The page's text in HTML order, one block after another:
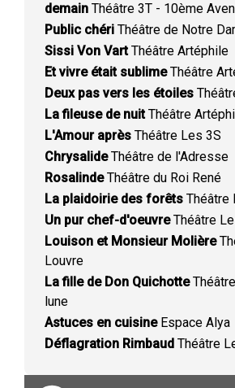
demain Théâtre 3T - 10ème
Public chéri Théâtre de Notre
Sissi Von VartThéâtre Artéphile
Et vivre était sublimeThéâtre
Deux pas vers les étoiles
La fileuse de nuitThéâtre
L'Amour après Théâtre Les 3S
ChrysalideThéâtre de l'Adresse
RosalindeThéâtre du Roi René
La plaidoirie des forêts Théâtre
Un pur chef-d'oeuvreThéâtre
Louison et Monsieur Molière
Louvre
La fille de Don Quichotte
lune
Astuces en cuisineEspace Alya
Déflagration Rimbaud Théâtre